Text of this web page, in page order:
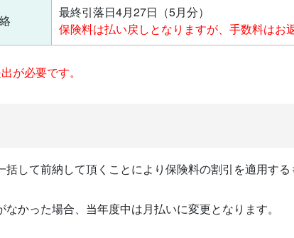
最終引落日4月27日（5月分）
保険料は払い戻しとなりますが、手数料はお
が必要です。
して前納して頂くことにより保険料の割引を適用す
かった場合、当年度中は月払いに変更となります。